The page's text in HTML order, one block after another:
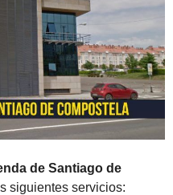
de Santiago de
siguientes servicios: